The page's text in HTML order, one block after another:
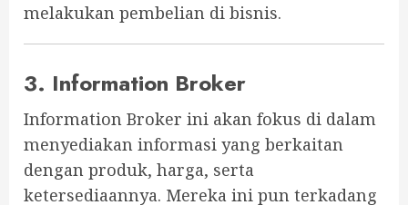
melakukan pembelian di bisnis.
3. Information Broker
Information Broker ini akan fokus di dalam
menyediakan informasi yang berkaitan
dengan produk, harga, serta
ketersediaannya. Mereka ini pun terkadang